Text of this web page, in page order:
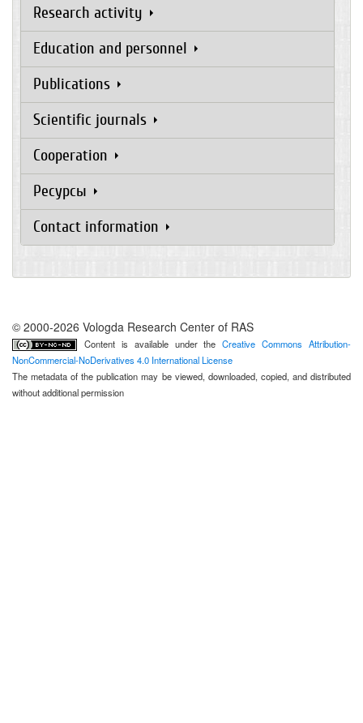
Research activity
Education and personnel
Publications
Scientific journals
Cooperation
Ресурсы
Contact information
© 2000-2026 Vologda Research Center of RAS
Content is available under theCreative Commons Attribution-
NonCommercial-NoDerivatives 4.0 International License
The metadata of the publication may be viewed, downloaded, copied, and distributed
without additional permission